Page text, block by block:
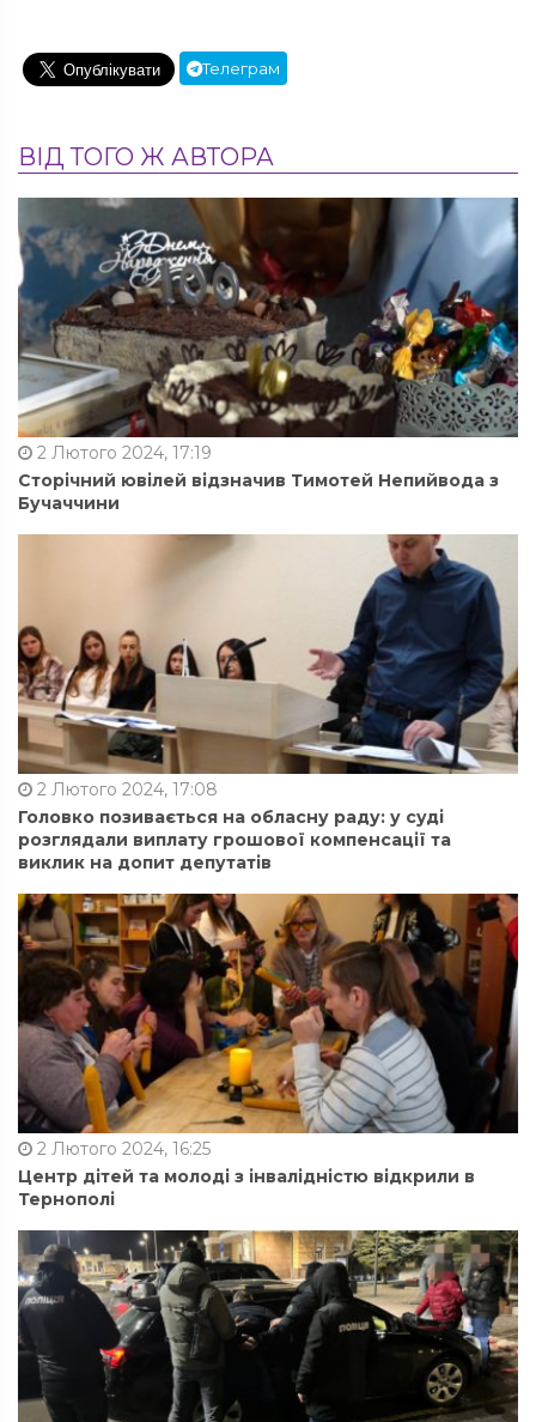
Телеграм
ВІД ТОГО Ж АВТОРА
2 Лютого 2024, 17:19
Сторічний ювілей відзначив Тимотей Непийвода з
Бучаччини
2 Лютого 2024, 17:08
Головко позивається на обласну раду: у суді
розглядали виплату грошової компенсації та
виклик на допит депутатів
2 Лютого 2024, 16:25
Центр дітей та молоді з інвалідністю відкрили в
Тернополі